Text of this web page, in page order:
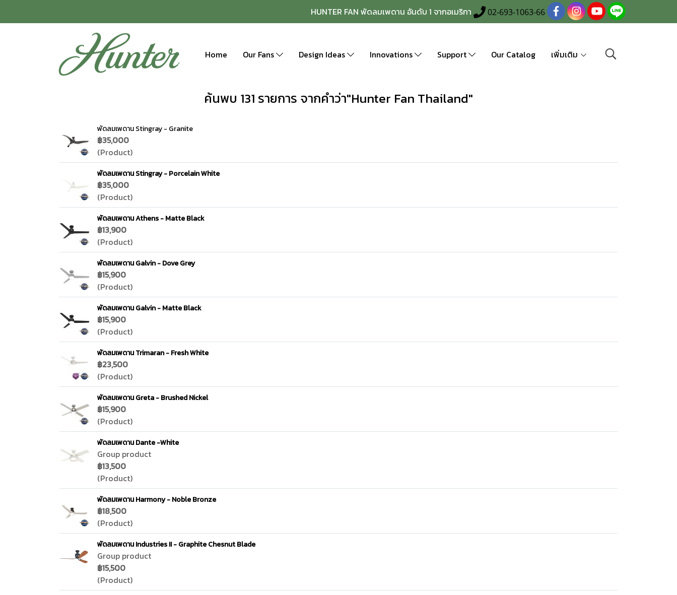
HUNTER FAN พัดลมเพดาน อันดับ 1 จากอเมริกา 02-693-1063-66
Home Our Fans Design Ideas Innovations Support Our Catalog เพิ่มเติม
ค้นพบ 131 รายการ จากคำว่า"Hunter Fan Thailand"
พัดลมเพดาน Stingray - Granite
฿35,000
(Product)
พัดลมเพดาน Stingray - Porcelain White
฿35,000
(Product)
พัดลมเพดาน Athens - Matte Black
฿13,900
(Product)
พัดลมเพดาน Galvin - Dove Grey
฿15,900
(Product)
พัดลมเพดาน Galvin - Matte Black
฿15,900
(Product)
พัดลมเพดาน Trimaran - Fresh White
฿23,500
(Product)
พัดลมเพดาน Greta - Brushed Nickel
฿15,900
(Product)
พัดลมเพดาน Dante -White
Group product
฿13,500
(Product)
พัดลมเพดาน Harmony - Noble Bronze
฿18,500
(Product)
พัดลมเพดาน Industries II - Graphite Chesnut Blade
Group product
฿15,500
(Product)